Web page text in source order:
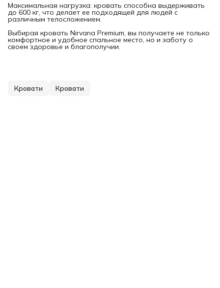
Максимальная нагрузка: кровать способна выдерживать
до 600 кг, что делает ее подходящей для людей с
различным телосложением.
Выбирая кровать Nirvana Premium, вы получаете не только
комфортное и удобное спальное место, но и заботу о
своем здоровье и благополучии.
Кровати Кровати